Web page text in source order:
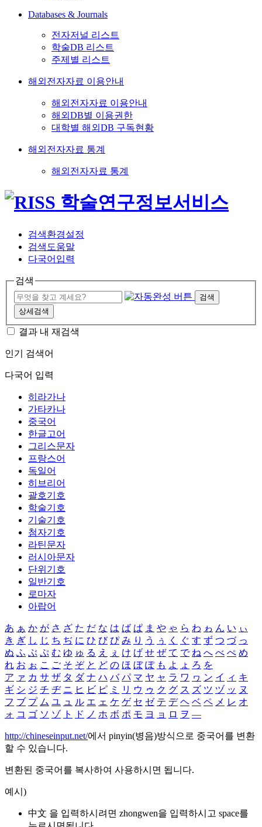
Databases & Journals
전자저널 리스트
학술DB 리스트
주제별 리스트
해외전자자료 이용안내
해외전자자료 이용안내
해외DB별 이용권한
대학별 해외DB 구독현황
해외전자자료 통계
해외전자자료 통계
검색환경설정
검색도움말
다국어입력
검색
검색
상세검색
결과 내 재검색
인기 검색어
다국어 입력
히라가나
가타카나
중국어
한글고어
그리스문자
프랑스어
독일어
히브리어
괄호기호
학술기호
기술기호
첨자기호
라틴문자
러시아문자
단위기호
일반기호
로마자
아랍어
あ ぁ か が さ ざ た だ な は ば ぱ ま や ゃ ら わ ゎ ん い ぃ
き ぎ し じ ち ぢ に ひ び ぴ み り う ぅ く ぐ す ず つ づ っ
ぬ ふ ぶ ぷ む ゆ ゅ る え ぇ け げ せ ぜ て で ね へ べ ぺ め
れ お ぉ こ ご そ ぞ と ど の ほ ぼ ぽ も よ ょ ろ を
ア ァ カ サ ザ タ ダ ナ ハ バ パ マ ヤ ャ ラ ワ ヮ ン イ ィ キ
ギ シ ジ チ ヂ ニ ヒ ビ ピ ミ リ ウ ゥ ク グ ス ズ ツ ヅ ッ ヌ
フ ブ プ ム ユ ュ ル エ ェ ケ ゲ セ ゼ テ デ ヘ ベ ペ メ レ オ
ォ コ ゴ ソ ゾ ト ド ノ ホ ボ ポ モ ヨ ョ ロ ヲ ―
http://chineseinput.net/에서 pinyin(병음)방식으로 중국어를 변환
할 수 있습니다.
변환된 중국어를 복사하여 사용하시면 됩니다.
예시)
中文 을 입력하시려면 zhongwen을 입력하시고 space를